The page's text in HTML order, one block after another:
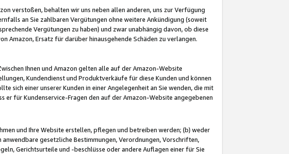
verstoßen, behalten wir uns neben allen anderen, uns zur Verfügung
an Sie zahlbaren Vergütungen ohne weitere Ankündigung (soweit
Vergütungen zu haben) und zwar unabhängig davon, ob diese
Amazon, Ersatz für darüber hinausgehende Schäden zu verlangen.
Ihnen und Amazon gelten alle auf der Amazon-Website
Kundendienst und Produktverkäufe für diese Kunden und können
sich einer unserer Kunden in einer Angelegenheit an Sie wenden, die mit
er für Kundenservice-Fragen den auf der Amazon-Website angegebenen
und Ihre Website erstellen, pflegen und betreiben werden; (b) weder
gesetzliche Bestimmungen, Verordnungen, Vorschriften,
Gerichtsurteile und -beschlüsse oder andere Auflagen einer für Sie